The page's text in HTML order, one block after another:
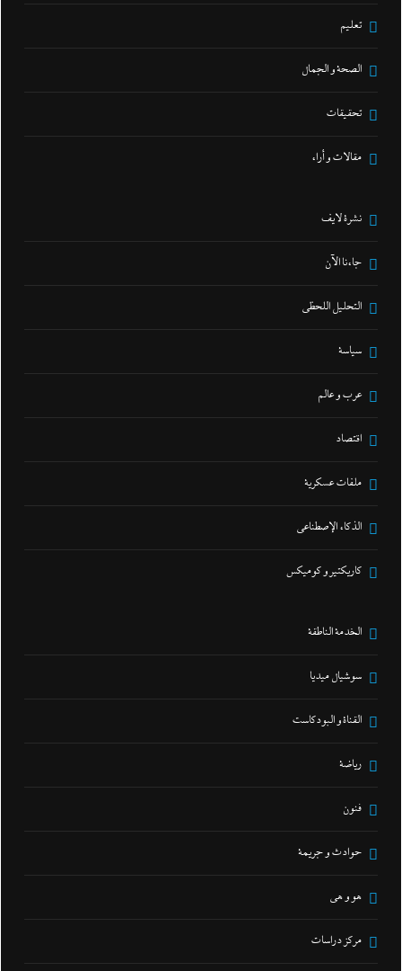
تعليم
الصحة و الجمال
تحقيقات
مقالات و أراء
نشرة لايف
جاءنا الآن
التحليل اللحظي
سياسة
عرب و عالم
اقتصاد
ملفات عسكرية
الذكاء الإصطناعي
كاريكتير و كوميكس
الخدمة الناطقة
سوشيال ميديا
القناة و البودكاست
رياضة
فنون
حوادث و جريمة
هو و هي
مركز دراسات